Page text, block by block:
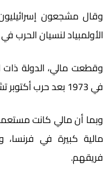
وقال مشجعون
الأولمبياد لنسيان الحرب
وقطعت مالي، الدولة ذات
في 1973 بعد حرب أكتوبر تشرين الأول.
وبما أن مالي كانت
مالية كبيرة في فرنسا،
فريقهم.